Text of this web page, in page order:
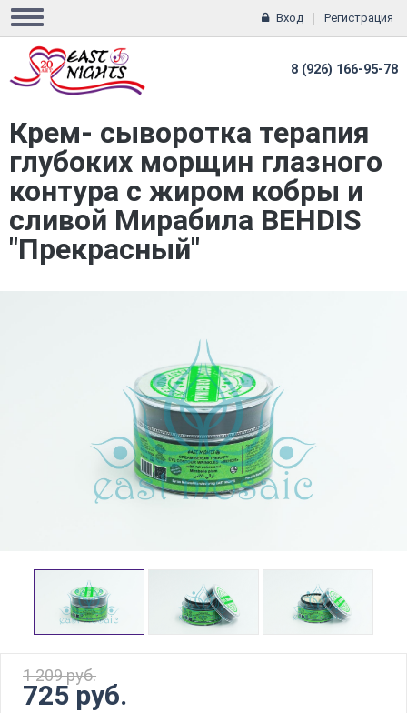
Вход Регистрация
8 (926) 166-95-78
Крем- сыворотка терапия
глубоких морщин глазного
контура с жиром кобры и
сливой Мирабила BEHDIS
"Прекрасный"
725 руб.
1 209 руб.